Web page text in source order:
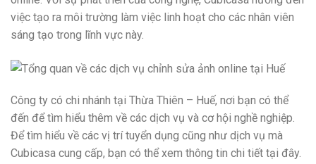
việc tạo ra môi trường làm việc linh hoạt cho các nhân viên
sáng tạo trong lĩnh vực này.
Công ty có chi nhánh tại Thừa Thiên – Huế, nơi bạn có thể
đến để tìm hiểu thêm về các dịch vụ và cơ hội nghề nghiệp.
Để tìm hiểu về các vị trí tuyển dụng cũng như dịch vụ mà
Cubicasa cung cấp, bạn có thể xem thông tin chi tiết tại đây.